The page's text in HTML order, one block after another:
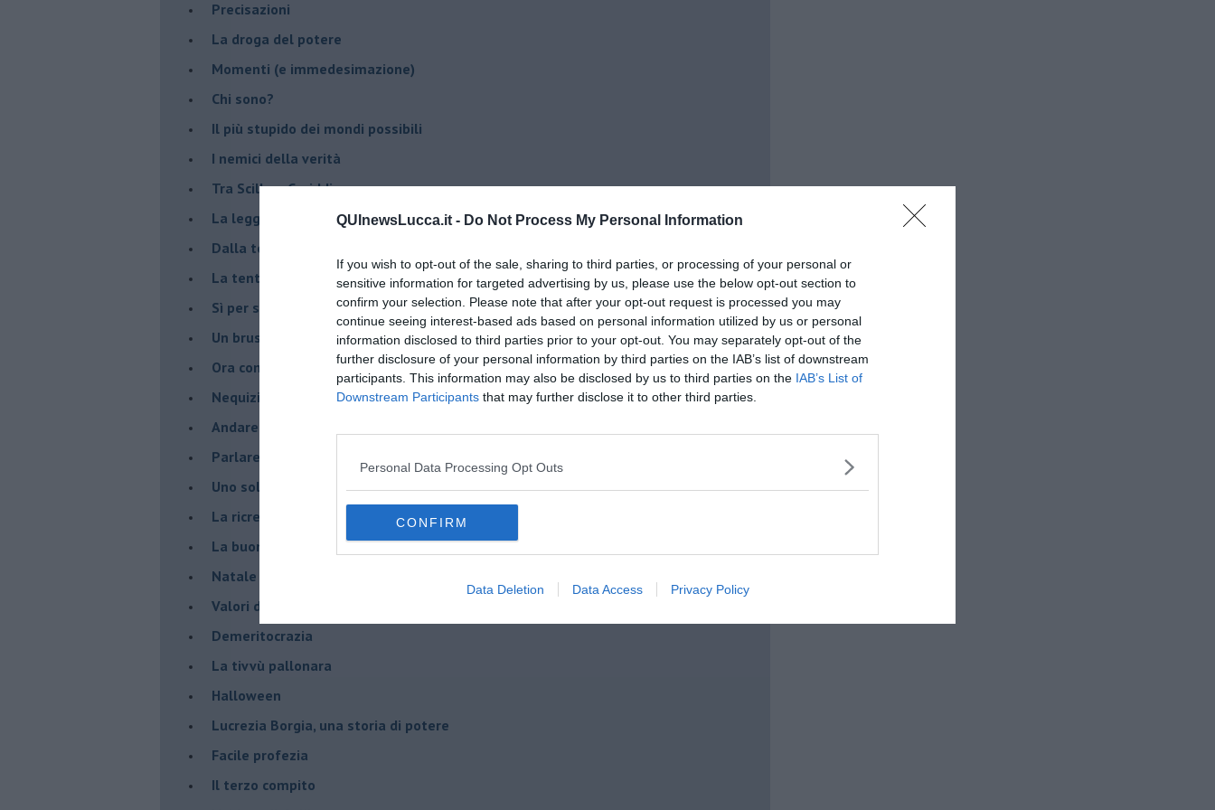
QUInewsLucca.it - Do Not Process My Personal Information
If you wish to opt-out of the sale, sharing to third parties, or processing of your personal or
sensitive information for targeted advertising by us, please use the below opt-out section to
confirm your selection. Please note that after your opt-out request is processed you may
continue seeing interest-based ads based on personal information utilized by us or personal
information disclosed to third parties prior to your opt-out. You may separately opt-out of the
further disclosure of your personal information by third parties on the IAB’s list of downstream
participants. This information may also be disclosed by us to third parties on the IAB’s List of
Downstream Participants that may further disclose it to other third parties.
Personal Data Processing Opt Outs
CONFIRM
Data Deletion Data Access Privacy Policy
Precisazioni
La droga del potere
Momenti (e immedesimazione)
Chi sono?
Il più stupido dei mondi possibili
I nemici della verità
Tra Scilla e Cariddi
La legge del più forte
Dalla terra alla luna
La tentazione
​Sì per sempre? O no al momento?
Un brusco risveglio
Ora come allora
Nequizia
Andare oltre lo specchio
Parlare con la televisione
Uno solo al comando?
La ricreazione è finita
La buona notizia
Natale con l'elmetto
Valori dubbi miti fasulli
Demeritocrazia
La tivvù pallonara
Halloween
​Lucrezia Borgia, una storia di potere
Facile profezia
Il terzo compito